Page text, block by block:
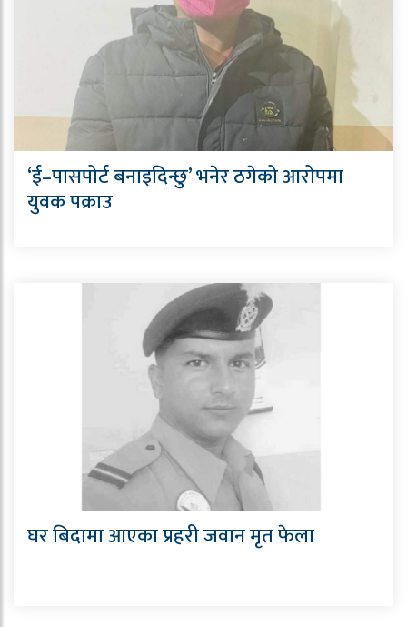
‘ई–पासपोर्ट बनाइदिन्छु’ भनेर ठगेको आरोपमा
युवक पक्राउ
घर बिदामा आएका प्रहरी जवान मृत फेला